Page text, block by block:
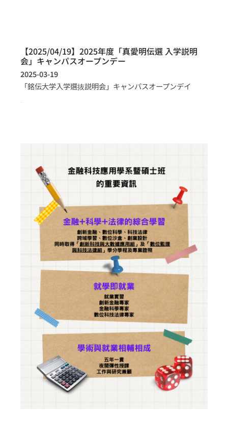
【2025/04/19】2025年度「真愛明伝選 入学説明
会」キャンパスオープンデー
2025-03-19
「銘伝大学入学選抜説明会」キャンパスオープンデイ